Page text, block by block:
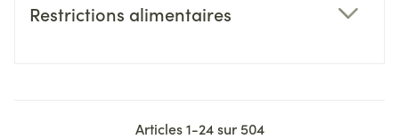
Restrictions alimentaires
Articles1-24sur504